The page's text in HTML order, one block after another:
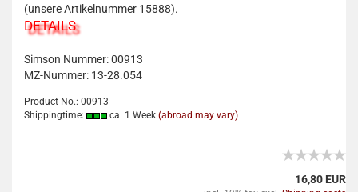
(unsere Artikelnummer 15888).
DETAILS
Simson Nummer: 00913
MZ-Nummer: 13-28.054
Product No.: 00913
Shippingtime:
ca. 1 Week (abroad may vary)
16,80 EUR